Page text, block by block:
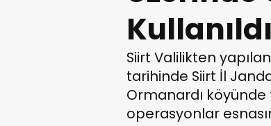
Kullanıldı
Siirt Valilikten yapılan
tarihinde Siirt İl
Ormanardı köyünde
operasyonlar